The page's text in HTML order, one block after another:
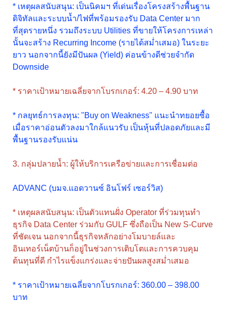
* เหตุผลสนับสนุน: เป็นนิคมฯ ที่เด่นเรื่องโครงสร้างพื้นฐาน
ดิจิทัลและระบบน้ำ/ไฟที่พร้อมรองรับ Data Center มาก
ที่สุดรายหนึ่ง รวมถึงระบบ Utilities ที่ขายให้โครงการเหล่า
นั้นจะสร้าง Recurring Income (รายได้สม่ำเสมอ) ในระยะ
ยาว นอกจากนี้ยังมีปันผล (Yield) ค่อนข้างดีช่วยจำกัด
Downside
* ราคาเป้าหมายเฉลี่ยจากโบรกเกอร์: 4.20 – 4.90 บาท
* กลยุทธ์การลงทุน: "Buy on Weakness" แนะนำทยอยซื้อ
เมื่อราคาอ่อนตัวลงมาใกล้แนวรับ เป็นหุ้นที่ปลอดภัยและมี
พื้นฐานรองรับแน่น
3. กลุ่มปลายน้ำ: ผู้ให้บริการเครือข่ายและการเชื่อมต่อ
ADVANC (บมจ.แอดวานซ์ อินโฟร์ เซอร์วิส)
* เหตุผลสนับสนุน: เป็นตัวแทนฝั่ง Operator ที่ร่วมทุนทำ
ธุรกิจ Data Center ร่วมกับ GULF ซึ่งถือเป็น New S-Curve
ที่ชัดเจน นอกจากนี้ธุรกิจหลักอย่างโมบายล์และ
อินเทอร์เน็ตบ้านก็อยู่ในช่วงการเติบโตและการควบคุม
ต้นทุนที่ดี กำไรแข็งแกร่งและจ่ายปันผลสูงสม่ำเสมอ
* ราคาเป้าหมายเฉลี่ยจากโบรกเกอร์: 360.00 – 398.00
บาท